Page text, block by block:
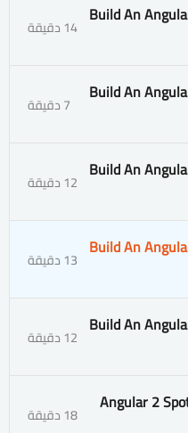
3. Build An 14 دقيقة
4. Build An 7 دقيقة
5. Build An 12 دقيقة
6. Build An 13 دقيقة
7. Build An 12 دقيقة
8. Angular 2 18 دقيقة